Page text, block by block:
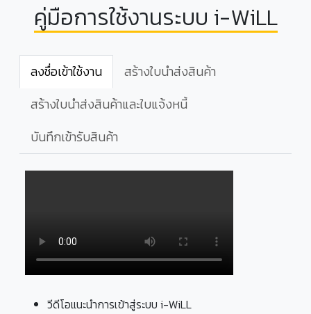
คู่มือการใช้งานระบบ i-WiLL
ลงชื่อเข้าใช้งาน
สร้างใบนำส่งสินค้า
สร้างใบนำส่งสินค้าและใบแจ้งหนี้
บันทึกเข้ารับสินค้า
วีดีโอแนะนำการเข้าสู่ระบบ i-WiLL